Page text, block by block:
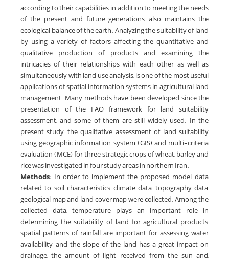
according to their capabilities, in addition to meeting the needs
of the present and future generations, also maintains the
ecological balance of the earth. Analyzing the suitability of land
by using a variety of factors affecting the quantitative and
qualitative production of products and examining the
intricacies of their relationships with each other, as well as
simultaneously with land use analysis, is one of the most useful
applications of spatial information systems in agricultural land
management. Many methods have been developed since the
presentation of the FAO framework for land suitability
assessment, and some of them are still widely used. In the
present study, the qualitative assessment of land suitability
using geographic information system (GIS) and multi-criteria
evaluation (MCE) for three strategic crops of wheat, barley and
rice was investigated in four study areas in northern Iran.
Methods: In order to implement the proposed model, data
related to soil characteristics, climate data, topography data,
geological map and land cover map were collected. Among the
collected data, temperature plays an important role in
determining the suitability of land for agricultural products,
spatial patterns of rainfall are important for assessing water
availability, and the slope of the land has a great impact on
drainage, the amount of light received from the sun and,